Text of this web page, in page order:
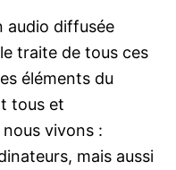
audio diffusée
traite de tous ces
éléments du
tous et
vivons :
mais aussi